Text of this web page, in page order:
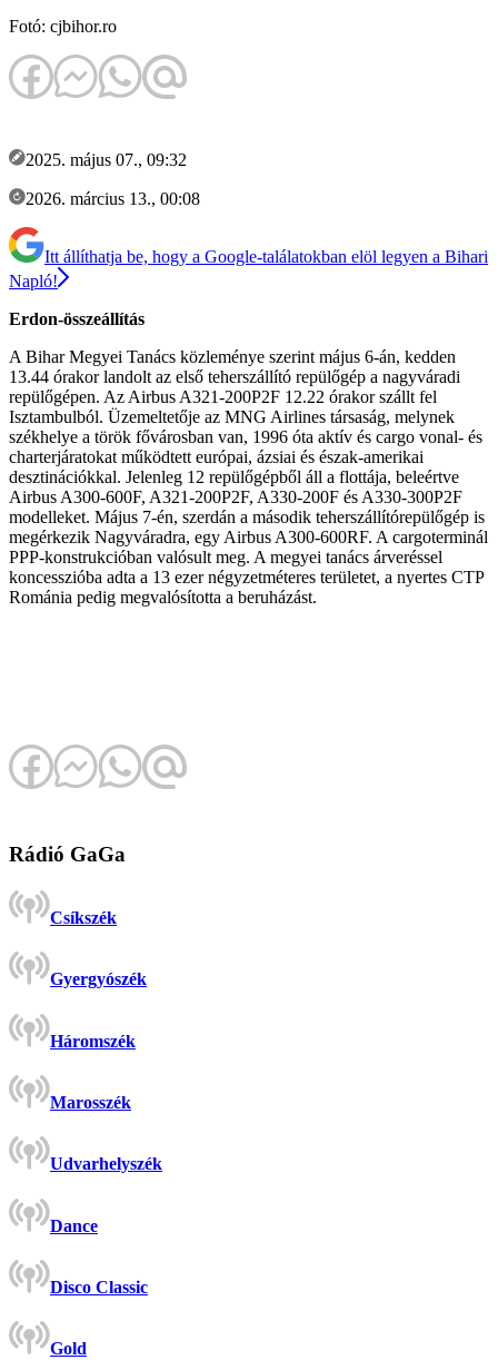
Fotó: cjbihor.ro
2025. május 07., 09:32
2026. március 13., 00:08
Itt állíthatja be, hogy a Google-találatokban elöl legyen a Bihari
Napló!
Erdon-összeállítás
A Bihar Megyei Tanács közleménye szerint május 6-án, kedden
13.44 órakor landolt az első teherszállító repülőgép a nagyváradi
repülőgépen. Az Airbus A321-200P2F 12.22 órakor szállt fel
Isztambulból. Üzemeltetője az MNG Airlines társaság, melynek
székhelye a török fővárosban van, 1996 óta aktív és cargo vonal- és
charterjáratokat működtett európai, ázsiai és észak-amerikai
desztinációkkal. Jelenleg 12 repülőgépből áll a flottája, beleértve
Airbus A300-600F, A321-200P2F, A330-200F és A330-300P2F
modelleket. Május 7-én, szerdán a második teherszállítórepülőgép is
megérkezik Nagyváradra, egy Airbus A300-600RF. A cargoterminál
PPP-konstrukcióban valósult meg. A megyei tanács árveréssel
koncesszióba adta a 13 ezer négyzetméteres területet, a nyertes CTP
Románia pedig megvalósította a beruházást.
Rádió GaGa
Csíkszék
Gyergyószék
Háromszék
Marosszék
Udvarhelyszék
Dance
Disco Classic
Gold